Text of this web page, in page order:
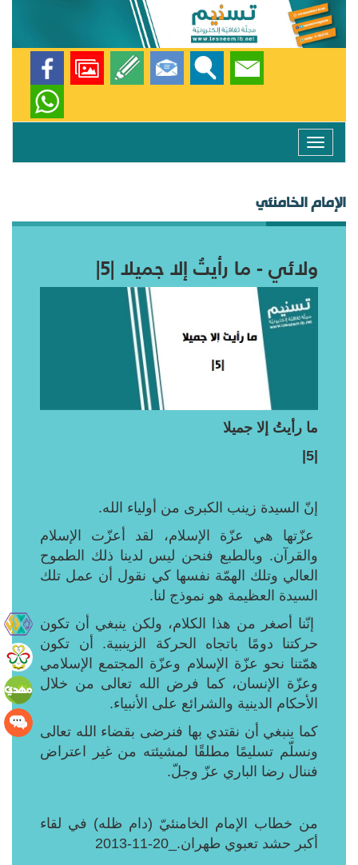
Toggle
navigation
الإمام الخامنئي
ولائي - ما رأيتُ إلا جميلا |5|
ما رأيتُ إلا جميلا
إنّ السيدة زينب الكبرى من أولياء الله.
عزّتها هي عزّة الإسلام، لقد أعزّت الإسلام
والقرآن. وبالطبع فنحن ليس لدينا ذلك الطموح
العالي وتلك الهمّة نفسها كي نقول أن عمل تلك
السيدة العظيمة هو نموذج لنا.
إنّنا أصغر من هذا الكلام، ولكن ينبغي أن تكون
حركتنا دومًا باتجاه الحركة الزينبية. أن تكون
همّتنا نحو عزّة الإسلام وعزّة المجتمع الإسلامي
وعزّة الإنسان، كما فرض الله تعالى من خلال
الأحكام الدينية والشرائع على الأنبياء.
كما ينبغي أن نقتدي بها فنرضى بقضاء الله تعالى
ونسلّم تسليمًا مطلقًا لمشيئته من غير اعتراض
فننال رضا الباري عزّ وجلّ.
من خطاب الإمام الخامنئيّ (دام ظله) في لقاء
أكبر حشد تعبوي طهران._20-11-2013